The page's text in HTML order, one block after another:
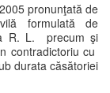
pronunţată de
formulată de
R. L. precum şi
contradictoriu cu
durata căsătoriei